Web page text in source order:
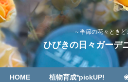
～季節の花々ときど
ひびきの日々ガーデ
HOME 植物育成*pickUP!